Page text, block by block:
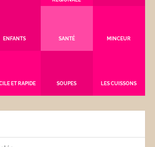
ENFANTS SANTÉ MINCEUR
ET RAPIDE SOUPES LES CUISSONS